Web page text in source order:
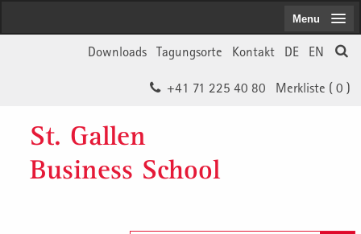
EN
DE
Kontakt
Tagungsorte
Downloads
Merkliste ( 0 )
+41 71 225 40 80
St. Gallen
Business School
Menu